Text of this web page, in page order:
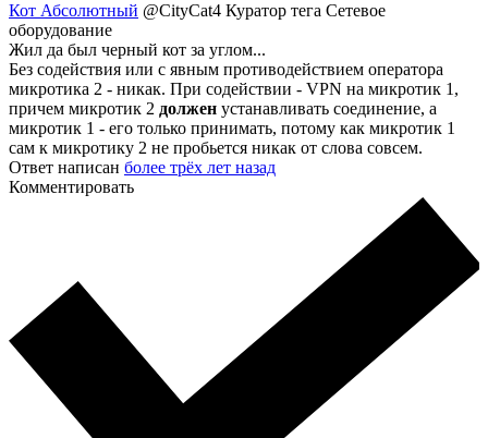
Кот Абсолютный @CityCat4 Куратор тега Сетевое
оборудование
Жил да был черный кот за углом...
Без содействия или с явным противодействием оператора
микротика 2 - никак. При содействии - VPN на микротик 1,
причем микротик 2 должен устанавливать соединение, а
микротик 1 - его только принимать, потому как микротик 1
сам к микротику 2 не пробьется никак от слова совсем.
Ответ написан более трёх лет назад
Комментировать